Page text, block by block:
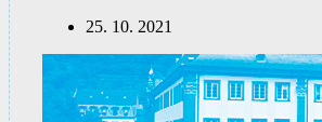
25. 10. 2021